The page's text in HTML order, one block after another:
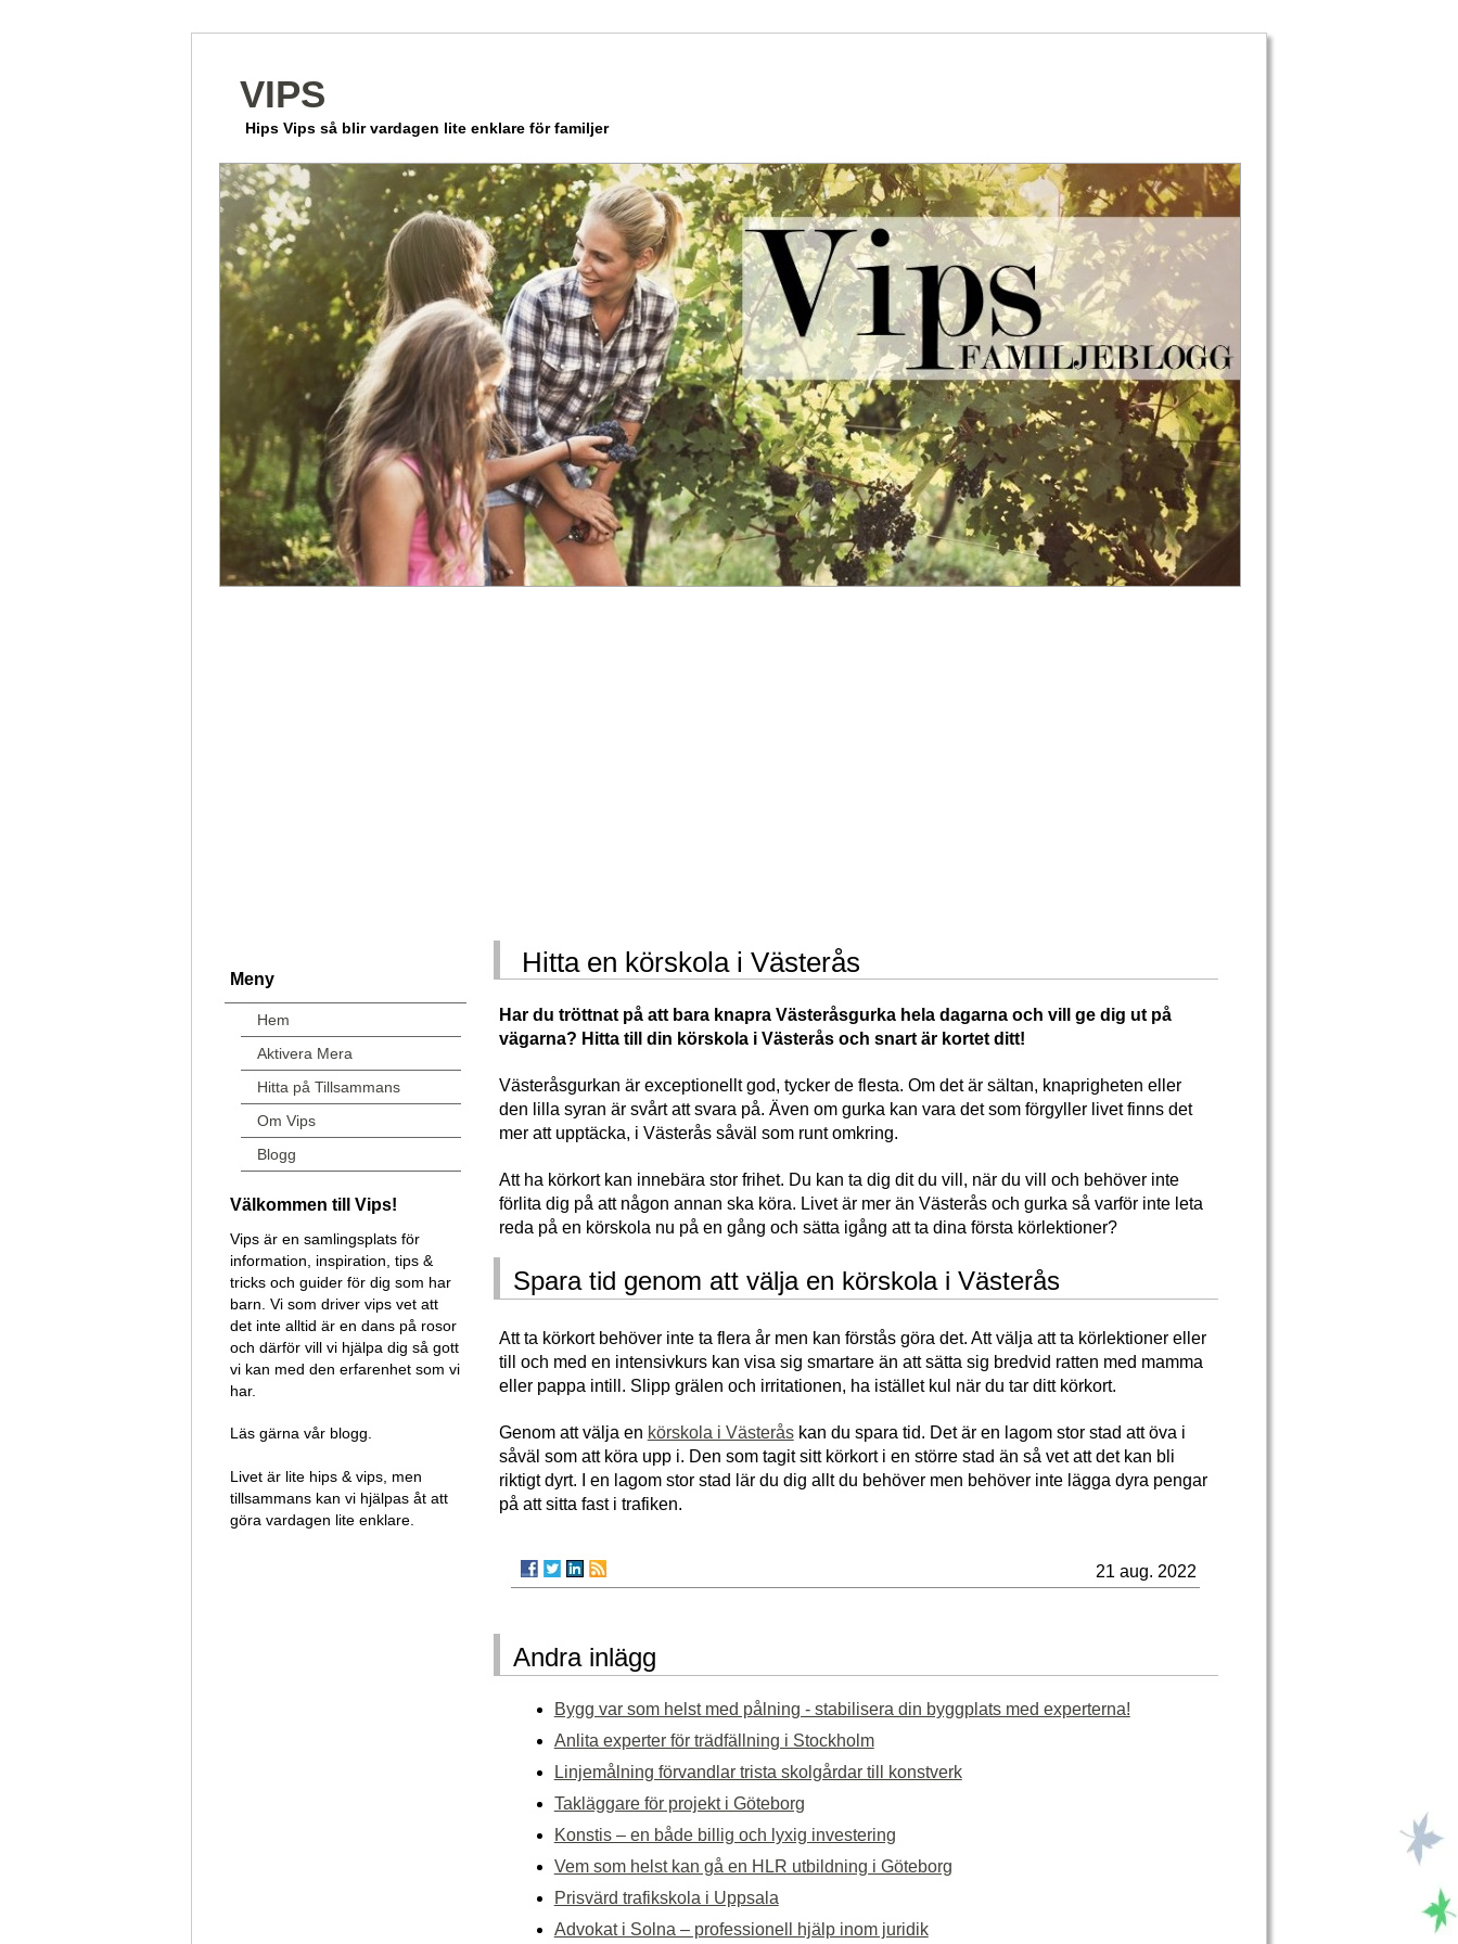
VIPS
Hips Vips så blir vardagen lite enklare för familjer
Hitta en körskola i Västerås
Har du tröttnat på att bara knapra Västeråsgurka hela dagarna och vill ge dig ut på
vägarna? Hitta till din körskola i Västerås och snart är kortet ditt!
Västeråsgurkan är exceptionellt god, tycker de flesta. Om det är sältan, knaprigheten eller
den lilla syran är svårt att svara på. Även om gurka kan vara det som förgyller livet finns det
mer att upptäcka, i Västerås såväl som runt omkring.
Att ha körkort kan innebära stor frihet. Du kan ta dig dit du vill, när du vill och behöver inte
förlita dig på att någon annan ska köra. Livet är mer än Västerås och gurka så varför inte leta
reda på en körskola nu på en gång och sätta igång att ta dina första körlektioner?
Spara tid genom att välja en körskola i Västerås
Att ta körkort behöver inte ta flera år men kan förstås göra det. Att välja att ta körlektioner eller
till och med en intensivkurs kan visa sig smartare än att sätta sig bredvid ratten med mamma
eller pappa intill. Slipp grälen och irritationen, ha istället kul när du tar ditt körkort.
Genom att välja en körskola i Västeråskan du spara tid. Det är en lagom stor stad att öva i
såväl som att köra upp i. Den som tagit sitt körkort i en större stad än så vet att det kan bli
riktigt dyrt. I en lagom stor stad lär du dig allt du behöver men behöver inte lägga dyra pengar
på att sitta fast i trafiken.
21 aug. 2022
Andra inlägg
Bygg var som helst med pålning - stabilisera din byggplats med experterna!
Anlita experter för trädfällning i Stockholm
Linjemålning förvandlar trista skolgårdar till konstverk
Takläggare för projekt i Göteborg
Konstis – en både billig och lyxig investering
Vem som helst kan gå en HLR utbildning i Göteborg
Prisvärd trafikskola i Uppsala
Advokat i Solna – professionell hjälp inom juridik
Meny
Hem
Aktivera Mera
Hitta på Tillsammans
Om Vips
Blogg
Välkommen till Vips!
Vips är en samlingsplats för
information, inspiration, tips &
tricks och guider för dig som har
barn. Vi som driver vips vet att
det inte alltid är en dans på rosor
och därför vill vi hjälpa dig så gott
vi kan med den erfarenhet som vi
har.
Läs gärna vår blogg.
Livet är lite hips & vips, men
tillsammans kan vi hjälpas åt att
göra vardagen lite enklare.